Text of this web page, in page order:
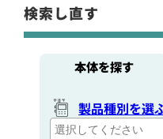
検索し直す
本体を探す
製品種別を選